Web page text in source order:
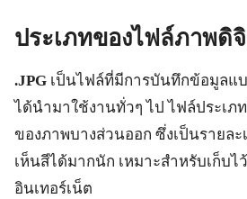
ประเภทของไฟล์ภาพดิ
.JPG เป็นไฟล์ที่มีการบันทึกข้อมูลแ
ได้นำมาใช้งานทั่วๆ ไป ไฟล์ประเภ
ของภาพบางส่วนออก ซึ่งเป็นรายละ
เห็นสีได้มากนัก เหมาะสำหรับเก็บไ
อินเทอร์เน็ต